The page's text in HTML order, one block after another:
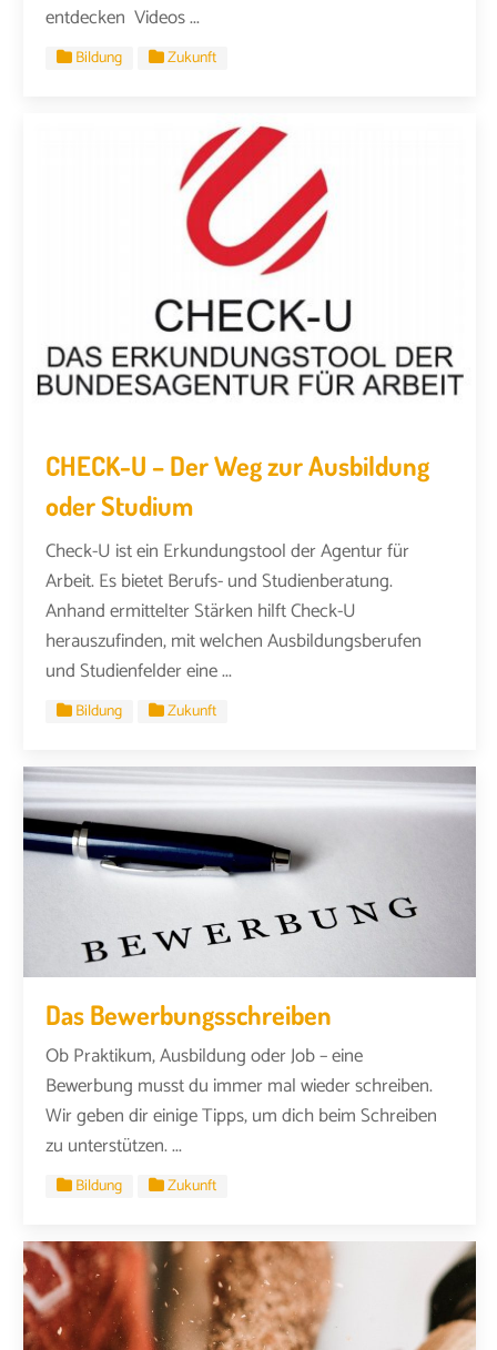
entdecken Videos ...
Bildung Zukunft
CHECK-U – Der Weg zur Ausbildung
oder Studium
Check-U ist ein Erkundungstool der Agentur für
Arbeit. Es bietet Berufs- und Studienberatung.
Anhand ermittelter Stärken hilft Check-U
herauszufinden, mit welchen Ausbildungsberufen
und Studienfelder eine ...
Bildung Zukunft
Das Bewerbungsschreiben
Ob Praktikum, Ausbildung oder Job – eine
Bewerbung musst du immer mal wieder schreiben.
Wir geben dir einige Tipps, um dich beim Schreiben
zu unterstützen. ...
Bildung Zukunft